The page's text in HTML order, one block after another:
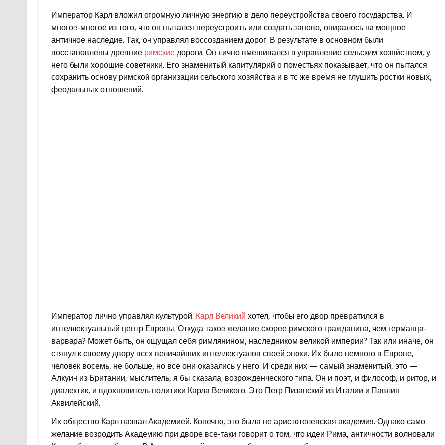
Император Карл вложил огромную личную энергию в дело переустройства своего государства. И
многое-многое из того, что он пытался переустроить или создать заново, опиралось на мощное
античное наследие. Так, он управлял воссозданием дорог. В результате в основном были
восстановлены древние римскиедороги. Он лично вмешивался в управление сельским хозяйством, у
него были хорошие советники. Его знаменитый капитулярий о поместьях показывает, что он пытался
сохранить основу римской организации сельского хозяйства и в то же время не глушить ростки новых,
феодальных отношений.
Император лично управлял культурой. Карл Великий хотел, чтобы его двор превратился в
интеллектуальный центр Европы. Откуда такое желание скорее римского гражданина, чем германца-
варвара? Может быть, он ощущал себя римлянином, наследником великой империи? Так или иначе, он
стянул к своему двору всех величайших интеллектуалов своей эпохи. Их было немного в Европе,
человек восемь, не больше, но все они оказались у него. И среди них — самый знаменитый, это —
Алкуин из Британии, мыслитель, я бы сказала, возрожденческого типа. Он и поэт, и философ, и ритор, и
диалектик, и вдохновитель политики Карла Великого. Это Петр Пизанский из Италии и Павлин
Аквилейский.
Их общество Карл назвал Академией. Конечно, это была не аристотелевская академия. Однако само
желание возродить Академию при дворе все-таки говорит о том, что идеи Рима, античности волновали